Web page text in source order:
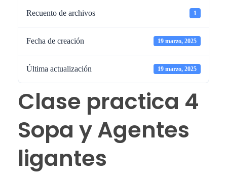
Recuento de archivos 1
Fecha de creación 19 marzo, 2025
Última actualización 19 marzo, 2025
Clase practica 4
Sopa y Agentes
ligantes